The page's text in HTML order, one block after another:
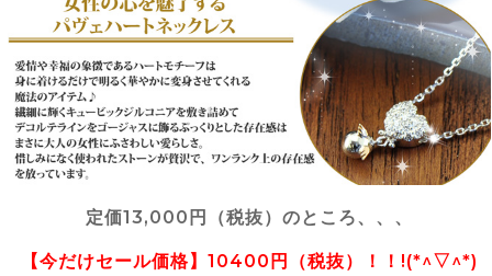
定価13,000円（税抜）のところ、、、
【今だけセール価格】10400円（税抜）！！!(*^▽^*)